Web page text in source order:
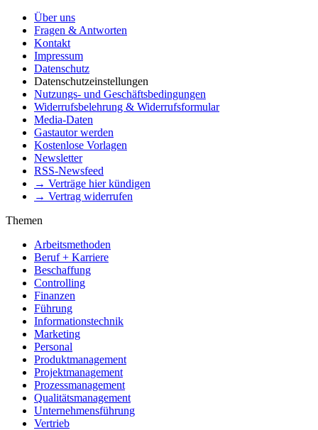
Über uns
Fragen & Antworten
Kontakt
Impressum
Datenschutz
Datenschutzeinstellungen
Nutzungs- und Geschäftsbedingungen
Widerrufsbelehrung & Widerrufsformular
Media-Daten
Gastautor werden
Kostenlose Vorlagen
Newsletter
RSS-Newsfeed
→ Verträge hier kündigen
→ Vertrag widerrufen
Themen
Arbeitsmethoden
Beruf + Karriere
Beschaffung
Controlling
Finanzen
Führung
Informationstechnik
Marketing
Personal
Produktmanagement
Projektmanagement
Prozessmanagement
Qualitätsmanagement
Unternehmensführung
Vertrieb